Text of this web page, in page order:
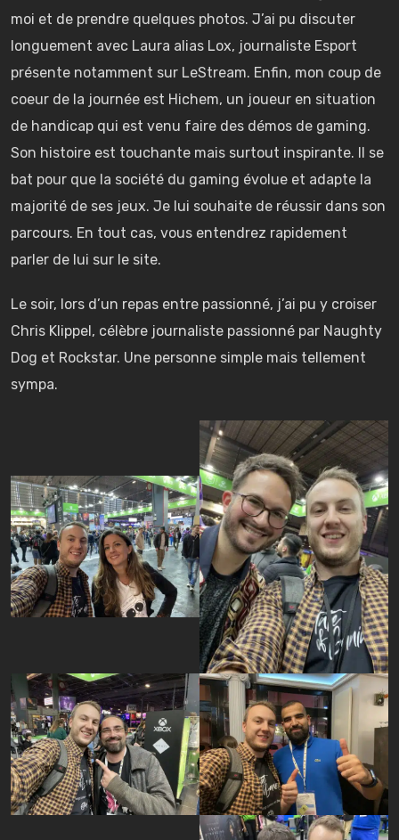
moi et de prendre quelques photos. J’ai pu discuter
longuement avec Laura alias Lox, journaliste Esport
présente notamment sur LeStream. Enfin, mon coup de
coeur de la journée est Hichem, un joueur en situation
de handicap qui est venu faire des démos de gaming.
Son histoire est touchante mais surtout inspirante. Il se
bat pour que la société du gaming évolue et adapte la
majorité de ses jeux. Je lui souhaite de réussir dans son
parcours. En tout cas, vous entendrez rapidement
parler de lui sur le site.
Le soir, lors d’un repas entre passionné, j’ai pu y croiser
Chris Klippel, célèbre journaliste passionné par Naughty
Dog et Rockstar. Une personne simple mais tellement
sympa.